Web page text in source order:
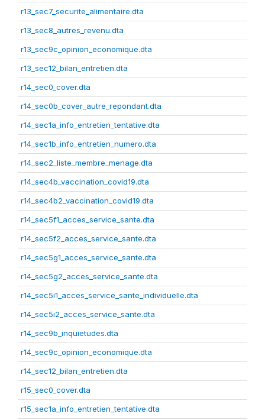
r13_sec7_securite_alimentaire.dta
r13_sec8_autres_revenu.dta
r13_sec9c_opinion_economique.dta
r13_sec12_bilan_entretien.dta
r14_sec0_cover.dta
r14_sec0b_cover_autre_repondant.dta
r14_sec1a_info_entretien_tentative.dta
r14_sec1b_info_entretien_numero.dta
r14_sec2_liste_membre_menage.dta
r14_sec4b_vaccination_covid19.dta
r14_sec4b2_vaccination_covid19.dta
r14_sec5f1_acces_service_sante.dta
r14_sec5f2_acces_service_sante.dta
r14_sec5g1_acces_service_sante.dta
r14_sec5g2_acces_service_sante.dta
r14_sec5i1_acces_service_sante_individuelle.dta
r14_sec5i2_acces_service_sante.dta
r14_sec9b_inquietudes.dta
r14_sec9c_opinion_economique.dta
r14_sec12_bilan_entretien.dta
r15_sec0_cover.dta
r15_sec1a_info_entretien_tentative.dta